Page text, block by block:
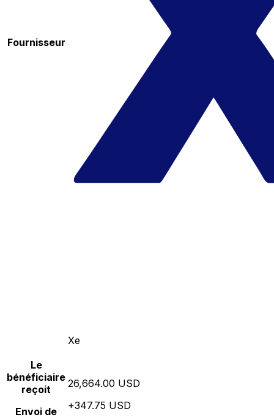
Fournisseur
Xe
Le
bénéficiaire
reçoit
Envoi de
26,664.00 USD
+347.75 USD